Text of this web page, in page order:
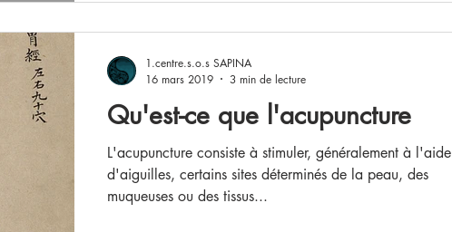
Qu'est-ce que l'acupuncture
L'acupuncture consiste à stimuler, généralement à l'aide
d'aiguilles, certains sites déterminés de la peau, des
muqueuses ou des tissus...
1.centre.s.o.s SAPINA
16 mars 2019
3 min de lecture